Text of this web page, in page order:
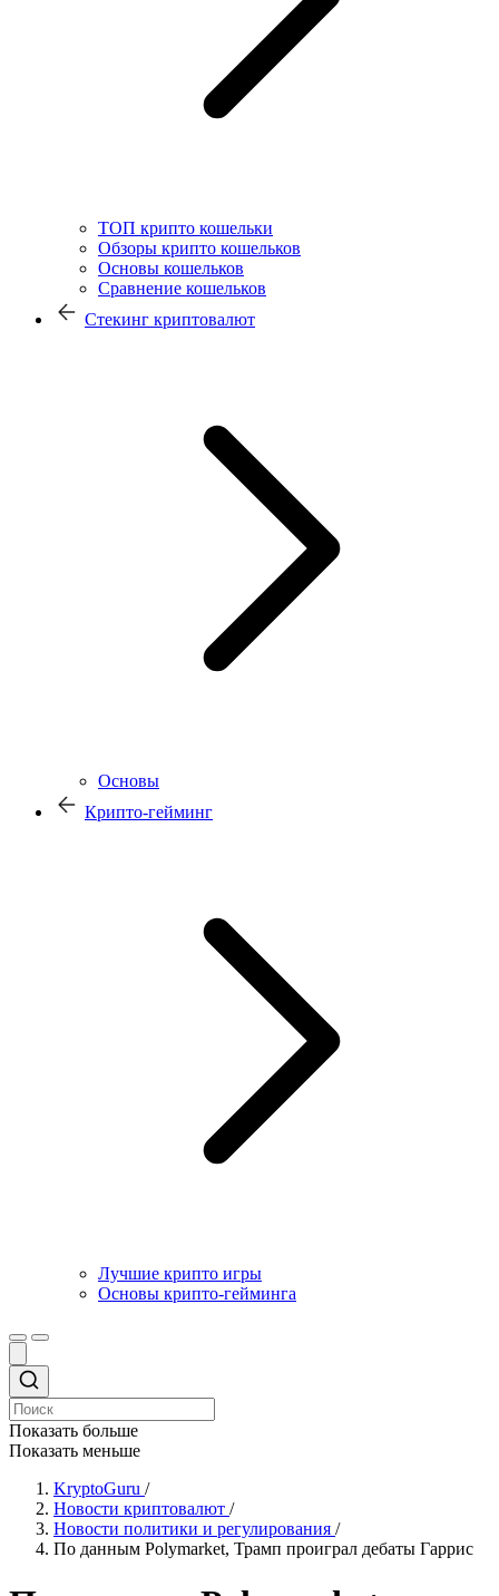
ТОП крипто кошельки
Обзоры крипто кошельков
Основы кошельков
Сравнение кошельков
Стекинг криптовалют
Основы
Крипто-гейминг
Лучшие крипто игры
Основы крипто-гейминга
Показать больше
Показать меньше
KryptoGuru /
Новости криптовалют /
Новости политики и регулирования /
По данным Polymarket, Трамп проиграл дебаты Гаррис